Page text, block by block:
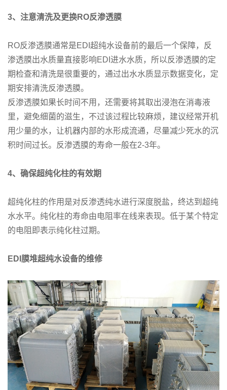
3、注意清洗及更换RO反渗透膜
RO反渗透膜通常是EDI超纯水设备前的最后一个保障，反
渗透膜出水质量直接影响EDI进水水质，所以反渗透膜的定
期检查和清洗是很重要的，通过出水水质显示数据变化，定
期安排清洗反渗透膜。
反渗透膜如果长时间不用，还需要将其取出浸泡在消毒液
里，避免细菌的滋生，不过该过程比较麻烦，建议经常开机
用少量的水，让机器内部的水形成流通，尽量减少死水的沉
积时间过长。反渗透膜的寿命一般在2-3年。
4、确保超纯化柱的有效期
超纯化柱的作用是对反渗透纯水进行深度脱盐，终达到超纯
水水平。纯化柱的寿命由电阻率在线来表现。低于某个特定
的电阻即表示纯化柱过期。
EDI 膜堆超纯水设备的维修